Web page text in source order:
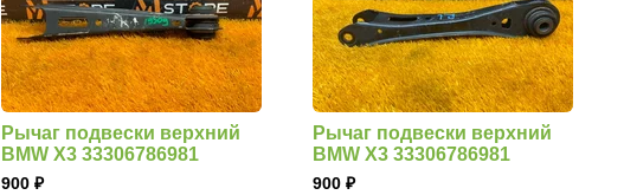
Рычаг подвески верхний
BMW X3 33306786981
900
Рычаг подвески верхний
BMW X3 33306786981
900